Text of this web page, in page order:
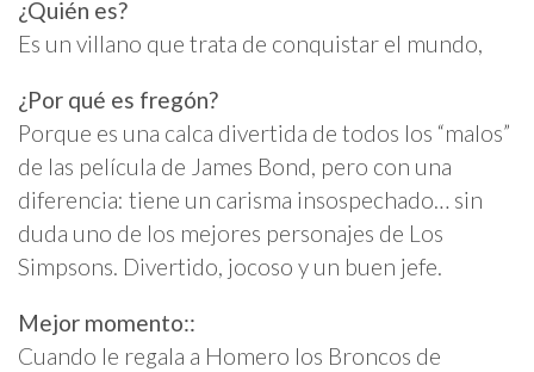
¿Quién es?
Es un villano que trata de conquistar el mundo,
¿Por qué es fregón?
Porque es una calca divertida de todos los “malos”
de las película de James Bond, pero con una
diferencia: tiene un carisma insospechado… sin
duda uno de los mejores personajes de Los
Simpsons. Divertido, jocoso y un buen jefe.
Mejor momento::
Cuando le regala a Homero los Broncos de